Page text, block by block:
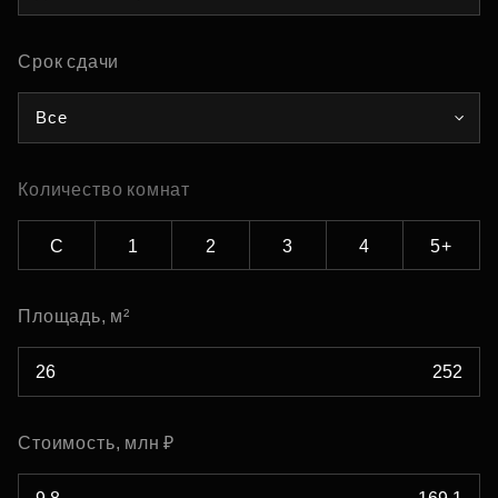
Срок сдачи
Все
Количество комнат
С 1 2 3 4 5+
Площадь, м²
Стоимость, млн ₽